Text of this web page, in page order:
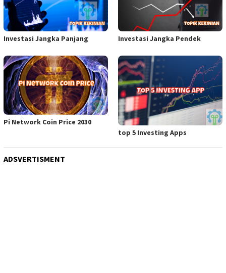
Investasi Jangka Panjang Investasi Jangka Pendek
Pi Network Coin Price 2030
top 5 Investing Apps
ADSVERTISMENT